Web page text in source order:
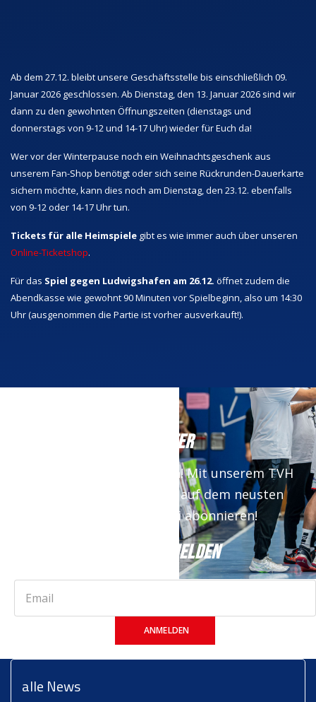
Ab dem 27.12. bleibt unsere Geschäftsstelle bis einschließlich 09.
Januar 2026 geschlossen. Ab Dienstag, den 13. Januar 2026 sind wir
dann zu den gewohnten Öffnungszeiten (dienstags und
donnerstags von 9-12 und 14-17 Uhr) wieder für Euch da!
Wer vor der Winterpause noch ein Weihnachtsgeschenk aus
unserem Fan-Shop benötigt oder sich seine Rückrunden-Dauerkarte
sichern möchte, kann dies noch am Dienstag, den 23.12. ebenfalls
von 9-12 oder 14-17 Uhr tun.
Tickets für alle Heimspiele gibt es wie immer auch über unseren
Online-Ticketshop.
Für das Spiel gegen Ludwigshafen am 26.12. öffnet zudem die
Abendkasse wie gewohnt 90 Minuten vor Spielbeginn, also um 14:30
Uhr (ausgenommen die Partie ist vorher ausverkauft!).
NEWSLETTER
Keine News mehr verpassen! Mit unserem TVH
Newsletter bist du immer auf dem neusten
Stand. Jetzt kostenfrei abonnieren!
JETZT ANMELDEN
ANMELDEN
alle News